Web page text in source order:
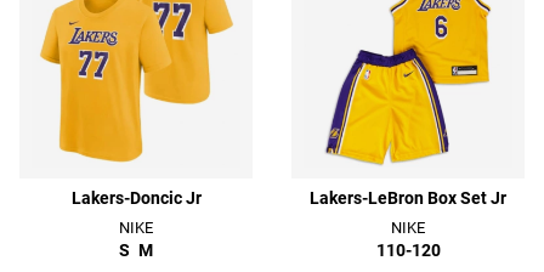
Lakers-Doncic Jr
NIKE
S M
Lakers-LeBron Box Set Jr
NIKE
110-120